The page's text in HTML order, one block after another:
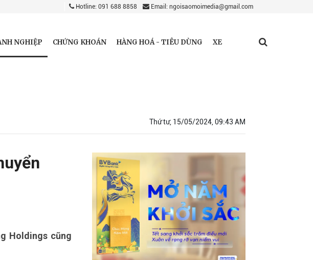
Hotline: 091 688 8858 Email: ngoisaomoimedia@gmail.com
NGHIỆP CHỨNG KHOÁN HÀNG HOÁ - TIÊU DÙNG XE
Thứ tư, 15/05/2024, 09:43 AM
Holdings cũng